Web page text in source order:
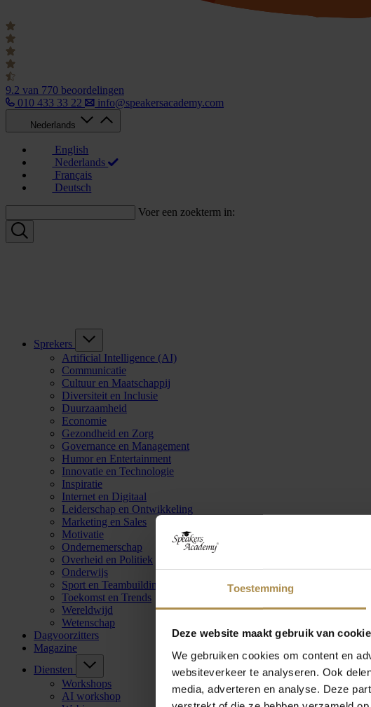
Toestemming
Deze website maakt gebruik van
We gebruiken cookies om content en
websiteverkeer te analyseren. Ook
media, adverteren en analyse. Deze
9.2 van 770 beoordelingen
010 433 33 22
info@speakersacademy.com
Nederlands
English
Nederlands
Français
Deutsch
Voer een zoekterm in:
Sprekers
Artificial Intelligence (AI)
Communicatie
Cultuur en Maatschappij
Diversiteit en Inclusie
Duurzaamheid
Economie
Gezondheid en Zorg
Governance en Management
Humor en Entertainment
Innovatie en Technologie
Inspiratie
Internet en Digitaal
Leiderschap en Ontwikkeling
Marketing en Sales
Motivatie
Ondernemerschap
Overheid en Politiek
Onderwijs
Sport en Teambuilding
Toekomst en Trends
Wereldwijd
Wetenschap
Dagvoorzitters
Magazine
Diensten
Workshops
AI workshop